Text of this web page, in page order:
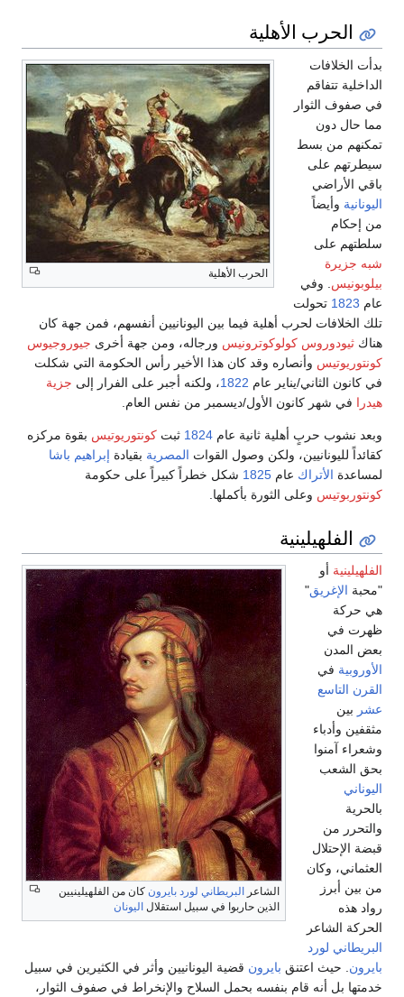
الحرب الأهلية
الحرب الأهلية
بدأت الخلافات
الداخلية تتفاقم
في صفوف الثوار
مما حال دون
تمكنهم من بسط
سيطرتهم على
باقي الأراضي
اليونانية وأيضاً
من إحكام
سلطتهم على
شبه جزيرة
بيلوبونيس . وفي
عام 1823 تحولت
تلك الخلافات لحرب أهلية فيما بين اليونانيين أنفسهم، فمن جهة كان
هناك ثيودوروس كولوكوترونيس ورجاله، ومن جهة أخرى جيوروجيوس
كونتوريوتيس وأنصاره وقد كان هذا الأخير رأس الحكومة التي شكلت
في كانون الثاني/يناير عام 1822، ولكنه أجبر على الفرار إلى جزية
هيدرا في شهر كانون الأول/ديسمبر من نفس العام.
وبعد نشوب حربٍ أهلية ثانية عام 1824 ثبت كونتوريوتيس بقوة مركزه
كقائداً لليونانيين، ولكن وصول القوات المصرية بقيادة إبراهيم باشا
لمساعدة الأتراك عام 1825 شكل خطراً كبيراً على حكومة
كونتوربوتيس وعلى الثورة بأكملها.
الفلهيلينية
الشاعر البريطاني لورد بايرون كان من الفلهيلينيين
الذين حاربوا في سبيل استقلال اليونان
الفلهيلينية أو
"محبة الإغريق"
هي حركة
ظهرت في
بعض المدن
الأوروبية في
القرن التاسع
عشر بين
مثقفين وأدباء
وشعراء آمنوا
بحق الشعب
اليوناني
بالحرية
والتحرر من
قبضة الإحتلال
العثماني، وكان
من بين أبرز
رواد هذه
الحركة الشاعر
البريطاني لورد
بايرون . حيث اعتنق بايرون قضية اليونانيين وأثر في الكثيرين في سبيل
خدمتها بل أنه قام بنفسه بحمل السلاح والإنخراط في صفوف الثوار،